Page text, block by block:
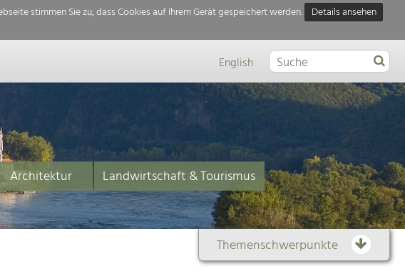
stimmen Sie zu, dass Cookies auf Ihrem Gerät gespeichert werden.
Details ansehen
English
Architektur
Landwirtschaft & Tourismus
Themenschwerpunkte